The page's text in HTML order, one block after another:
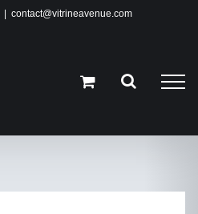
contact@vitrineavenue.com